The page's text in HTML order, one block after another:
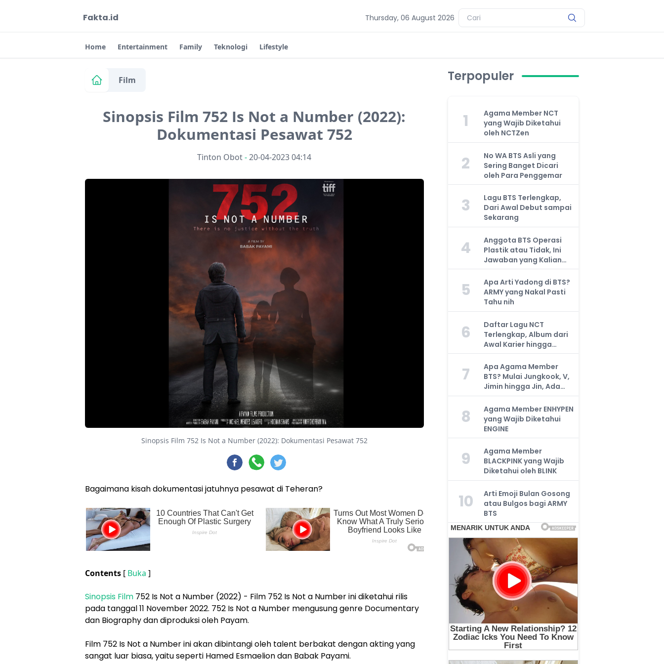
Fakta.id Thursday, 06 August 2026
Home Entertainment Family Teknologi Lifestyle
Film
Sinopsis Film 752 Is Not a Number (2022):
Dokumentasi Pesawat 752
Tinton Obot-20-04-2023 04:14
Sinopsis Film 752 Is Not a Number (2022): Dokumentasi Pesawat 752
Bagaimana kisah dokumentasi jatuhnya pesawat di Teheran?
Contents [ Buka ]
Sinopsis Film 752 Is Not a Number (2022) - Film 752 Is Not a Number ini diketahui rilis
pada tanggal 11 November 2022. 752 Is Not a Number mengusung genre Documentary
dan Biography dan diproduksi oleh Payam.
Film 752 Is Not a Number ini akan dibintangi oleh talent berbakat dengan akting yang
sangat luar biasa, yaitu seperti Hamed Esmaelion dan Babak Payami.
Terpopuler
1
Agama Member NCT
yang Wajib Diketahui
oleh NCTZen
2
No WA BTS Asli yang
Sering Banget Dicari
oleh Para Penggemar
3
Lagu BTS Terlengkap,
Dari Awal Debut sampai
Sekarang
4
Anggota BTS Operasi
Plastik atau Tidak, Ini
Jawaban yang Kalian
Cari
5
Apa Arti Yadong di BTS?
ARMY yang Nakal Pasti
Tahu nih
6
Daftar Lagu NCT
Terlengkap, Album dari
Awal Karier hingga
Sekarang
7
Apa Agama Member
BTS? Mulai Jungkook, V,
Jimin hingga Jin, Ada
yang Atheis
8
Agama Member ENHYPEN
yang Wajib Diketahui
ENGINE
9
Agama Member
BLACKPINK yang Wajib
Diketahui oleh BLINK
10
Arti Emoji Bulan Gosong
atau Bulgos bagi ARMY
BTS